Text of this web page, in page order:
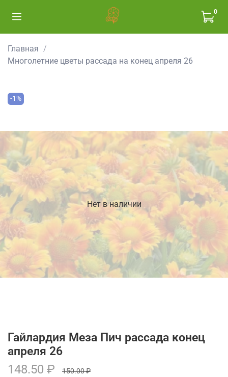
0
Главная
Многолетние цветы рассада на конец апреля 26
Нет в наличии
-1%
Гайлардия Меза Пич рассада конец
апреля 26
148.50 ₽ 150.00 ₽